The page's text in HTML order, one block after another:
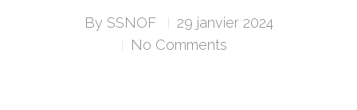
By SSNOF
29 janvier 2024
No Comments